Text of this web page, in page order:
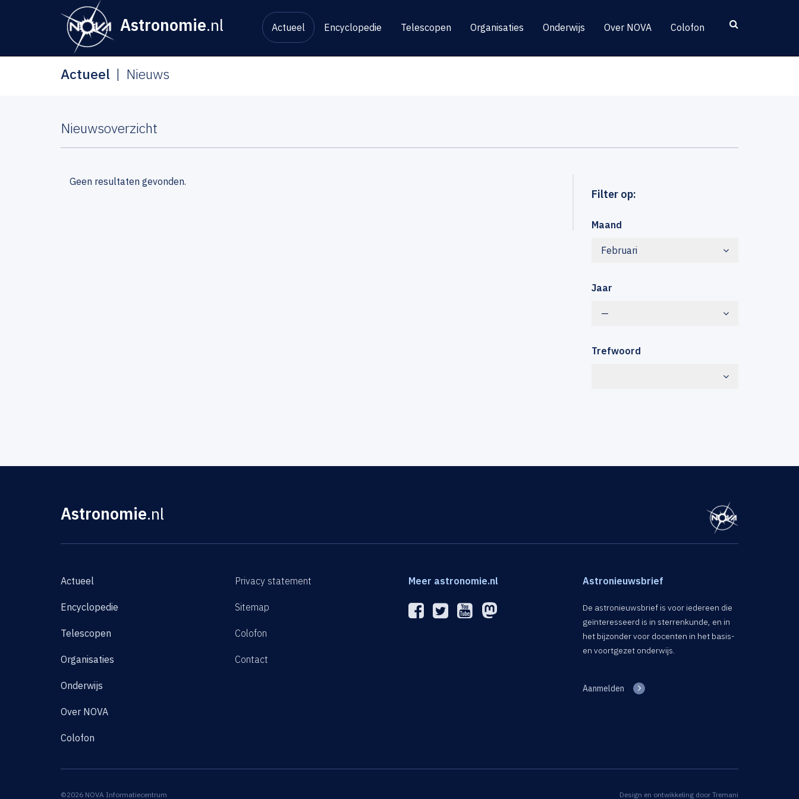
Astronomie.nl Actueel Encyclopedie Telescopen Organisaties Onderwijs Over NOVA Colofon
Actueel Nieuws
Nieuwsoverzicht
Filter op:
Maand
Februari
Jaar
—
Trefwoord
Geen resultaten gevonden.
Astronomie.nl
Actueel
Encyclopedie
Telescopen
Organisaties
Onderwijs
Over NOVA
Colofon
Privacy statement
Sitemap
Colofon
Contact
Meer astronomie.nl Astronieuwsbrief
De astronieuwsbrief is voor iedereen die
geïnteresseerd is in sterrenkunde, en in
het bijzonder voor docenten in het basis-
en voortgezet onderwijs.
Aanmelden
©2026 NOVA Informatiecentrum Design en ontwikkeling door Tremani